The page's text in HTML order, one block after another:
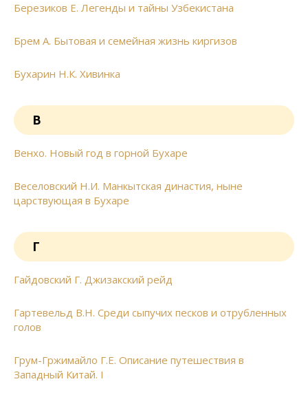
Березиков Е. Легенды и тайны Узбекистана
Брем А. Бытовая и семейная жизнь киргизов
Бухарин Н.К. Хивинка
В
Венхо. Новый год в горной Бухаре
Веселовский Н.И. Манкытская династия, ныне
царствующая в Бухаре
Г
Гайдовский Г. Джизакский рейд
Гартевельд В.Н. Среди сыпучих песков и отрубленных
голов
Грум-Гржимайло Г.Е. Описание путешествия в
Западный Китай. I